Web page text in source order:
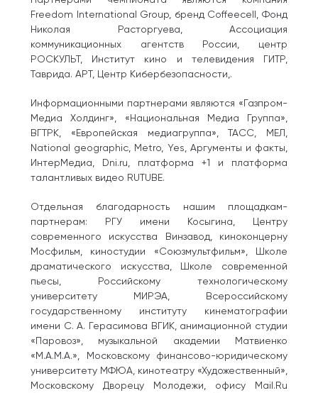
Freedom International Group, бренд Coffeecell, Фонд
Николая Расторгуева, Ассоциация
коммуникационных агентств России, центр
РОСКУЛЬТ, Институт кино и телевидения ГИТР,
Таврида. АРТ, Центр Кибербезопасности,.
Информационными партнерами являются «Газпром-
Медиа Холдинг», «Национальная Медиа Группа»,
ВГТРК, «Европейская медиагруппа», ТАСС, MEЛ,
National geographic, Metro, Yes, Аргументы и факты,
ИнтерМедиа, Dni.ru, платформа +1 и платформа
талантливых видео RUTUBE.
Отдельная благодарность нашим площадкам-
партнерам: РГУ имени Косыгина, Центру
современного искусства Винзавод, киноконцерну
Мосфильм, киностудии «Союзмультфильм», Школе
драматического искусства, Школе современной
пьесы, Российскому технологическому
университету МИРЭА, Всероссийскому
государственному институту кинематографии
имени С. А. Герасимова ВГИК, анимационной студии
«Паровоз», музыкальной академии Матвиенко
«М.А.М.А.», Московскому финансово-юридическому
университету МФЮА, кинотеатру «Художественный»,
Московскому Дворецу Молодежи, офису Mail.Ru